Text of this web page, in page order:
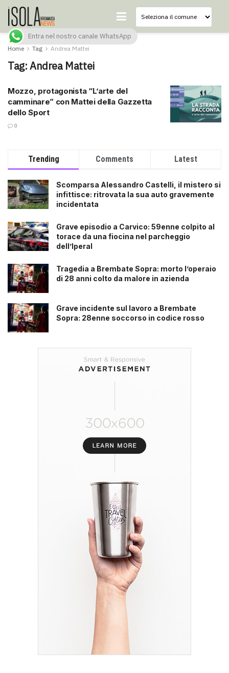
Home Tag Andrea Mattei
Tag:Andrea Mattei
Mozzo, protagonista “L’arte del
camminare” con Mattei della Gazzetta
dello Sport
0
Trending Comments Latest
Scomparsa Alessandro Castelli, il mistero si
infittisce: ritrovata la sua auto gravemente
incidentata
Grave episodio a Carvico: 59enne colpito al
torace da una fiocina nel parcheggio
dell’Iperal
Tragedia a Brembate Sopra: morto l’operaio
di 28 anni colto da malore in azienda
Grave incidente sul lavoro a Brembate
Sopra: 28enne soccorso in codice rosso
Entra nel nostro canale WhatsApp